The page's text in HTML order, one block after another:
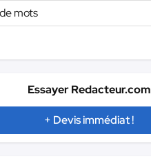
mots
Essayer Redacteur.com
+ Devis immédiat !